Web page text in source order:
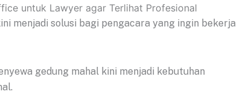
menjadi solusi bagi pengacara yang ingin bekerja
gedung mahal kini menjadi kebutuhan